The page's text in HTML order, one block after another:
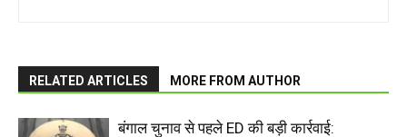
RELATED ARTICLES MORE FROM AUTHOR
बंगाल चुनाव से पहले ED की बड़ी कार्रवाई: